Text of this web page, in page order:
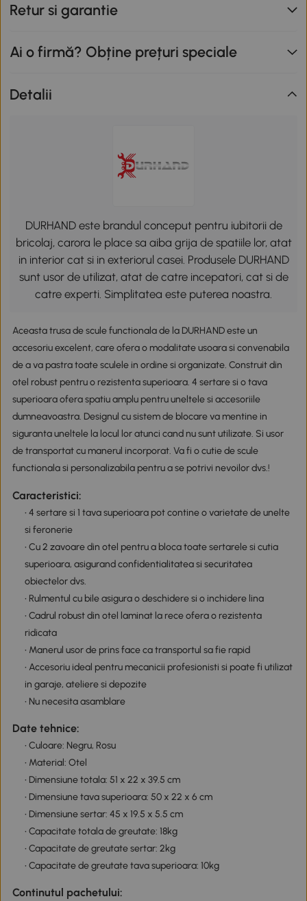
Retur si garantie
Ai o firmă? Obține prețuri speciale
Detalii
DURHAND este brandul conceput pentru iubitorii de
bricolaj, carora le place sa aiba grija de spatiile lor, atat
in interior cat si in exteriorul casei. Produsele DURHAND
sunt usor de utilizat, atat de catre incepatori, cat si de
catre experti. Simplitatea este puterea noastra.
Aceasta trusa de scule functionala de la DURHAND este un
accesoriu excelent, care ofera o modalitate usoara si convenabila
de a va pastra toate sculele in ordine si organizate. Construit din
otel robust pentru o rezistenta superioara. 4 sertare si o tava
superioara ofera spatiu amplu pentru uneltele si accesoriile
dumneavoastra. Designul cu sistem de blocare va mentine in
siguranta uneltele la locul lor atunci cand nu sunt utilizate. Si usor
de transportat cu manerul incorporat. Va fi o cutie de scule
functionala si personalizabila pentru a se potrivi nevoilor dvs.!
Caracteristici:
• 4 sertare si 1 tava superioara pot contine o varietate de unelte
si feronerie
• Cu 2 zavoare din otel pentru a bloca toate sertarele si cutia
superioara, asigurand confidentialitatea si securitatea
obiectelor dvs.
• Rulmentul cu bile asigura o deschidere si o inchidere lina
• Cadrul robust din otel laminat la rece ofera o rezistenta
ridicata
• Manerul usor de prins face ca transportul sa fie rapid
• Accesoriu ideal pentru mecanicii profesionisti si poate fi utilizat
in garaje, ateliere si depozite
• Nu necesita asamblare
Date tehnice:
• Culoare: Negru, Rosu
• Material: Otel
• Dimensiune totala: 51 x 22 x 39.5 cm
• Dimensiune tava superioara: 50 x 22 x 6 cm
• Dimensiune sertar: 45 x 19.5 x 5.5 cm
• Capacitate totala de greutate: 18kg
• Capacitate de greutate sertar: 2kg
• Capacitate de greutate tava superioara: 10kg
Continutul pachetului: